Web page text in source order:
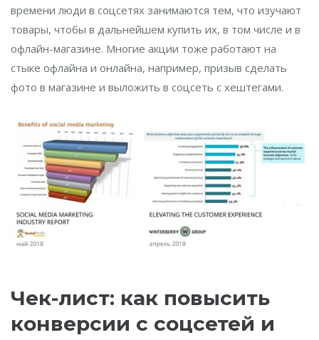
времени люди в соцсетях занимаются тем, что изучают
товары, чтобы в дальнейшем купить их, в том числе и в
офлайн-магазине. Многие акции тоже работают на
стыке офлайна и онлайна, например, призыв сделать
фото в магазине и выложить в соцсеть с хештегами.
Чек-лист: как повысить
конверсии с соцсетей и